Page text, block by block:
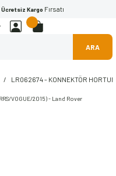
Ücretsiz Kargo Fırsatı
ARA
LR062674 - KONNEKTÖR